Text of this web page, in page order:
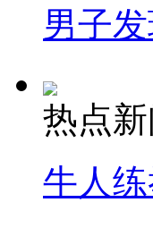
男子
热点新
牛人